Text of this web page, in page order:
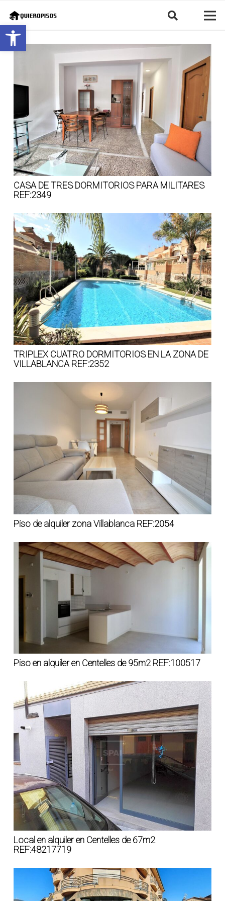
Abrir barra de herramientas
CASA DE TRES DORMITORIOS PARA MILITARES
REF:2349
TRIPLEX CUATRO DORMITORIOS EN LA ZONA DE
VILLABLANCA REF:2352
Piso de alquiler zona Villablanca REF:2054
Piso en alquiler en Centelles de 95m2 REF:100517
Local en alquiler en Centelles de 67m2
REF:48217719